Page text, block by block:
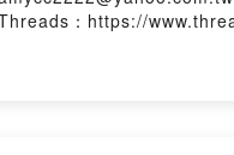
：https://